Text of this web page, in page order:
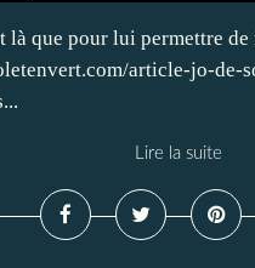
là que pour lui permettre
article-jo-
Lire la suite